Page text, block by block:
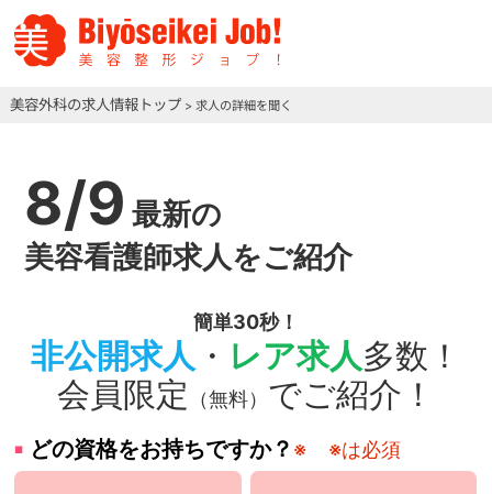
美容外科の求人情報トップ > 求人の詳細を聞く
8/9 最新の
美容看護師求人をご紹介
簡単30秒！
非公開求人 ・ レア求人多数！
会員限定
（無料） でご紹介！
どの資格をお持ちですか？ ※ ※は必須